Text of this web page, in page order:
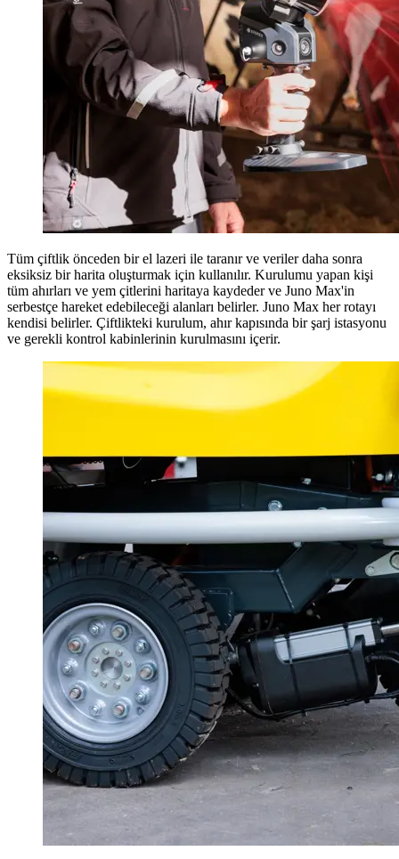
Tüm çiftlik önceden bir el lazeri ile taranır ve veriler daha sonra
eksiksiz bir harita oluşturmak için kullanılır. Kurulumu yapan kişi
tüm ahırları ve yem çitlerini haritaya kaydeder ve Juno Max'in
serbestçe hareket edebileceği alanları belirler. Juno Max her rotayı
kendisi belirler. Çiftlikteki kurulum, ahır kapısında bir şarj istasyonu
ve gerekli kontrol kabinlerinin kurulmasını içerir.